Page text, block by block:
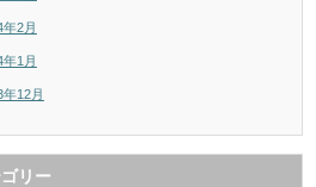
年2月
年1月
年12月
リー